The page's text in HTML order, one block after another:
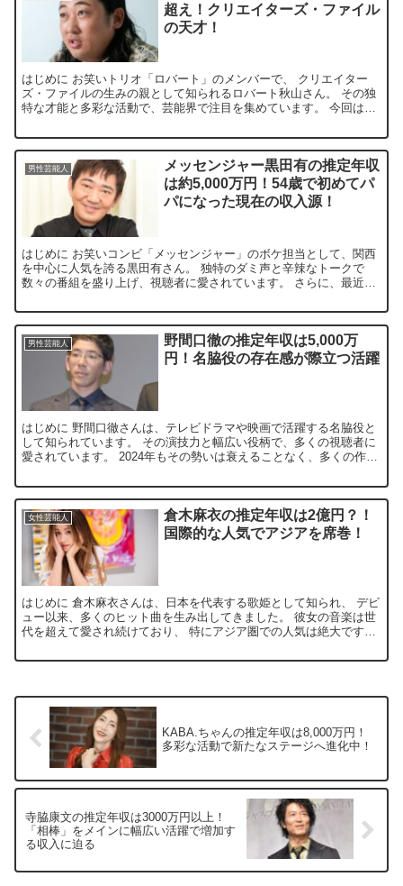
超え！クリエイターズ・ファイル
の天才！
はじめに お笑いトリオ「ロバート」のメンバーで、 クリエイター
ズ・ファイルの生みの親として知られるロバート秋山さん。 その独
特な才能と多彩な活動で、芸能界で注目を集めています。 今回は、
男性芸能人
メッセンジャー黒田有の推定年収
は約5,000万円！54歳で初めてパ
パになった現在の収入源！
はじめに お笑いコンビ「メッセンジャー」のボケ担当として、関西
を中心に人気を誇る黒田有さん。 独特のダミ声と辛辣なトークで
数々の番組を盛り上げ、視聴者に愛されています。 さらに、最近で
男性芸能人
野間口徹の推定年収は5,000万
円！名脇役の存在感が際立つ活躍
はじめに 野間口徹さんは、テレビドラマや映画で活躍する名脇役と
して知られています。 その演技力と幅広い役柄で、多くの視聴者に
愛されています。 2024年もその勢いは衰えることなく、多くの作品
女性芸能人
倉木麻衣の推定年収は2億円？！
国際的な人気でアジアを席巻！
はじめに 倉木麻衣さんは、日本を代表する歌姫として知られ、 デビ
ュー以来、多くのヒット曲を生み出してきました。 彼女の音楽は世
代を超えて愛され続けており、 特にアジア圏での人気は絶大です。
KABA.ちゃんの推定年収は8,000万円！
多彩な活動で新たなステージへ進化中！
寺脇康文の推定年収は3000万円以上！
「相棒」をメインに幅広い活躍で増加す
る収入に迫る